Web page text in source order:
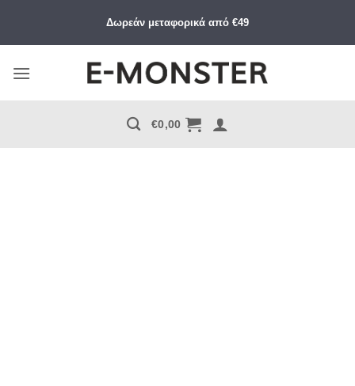
περιεχόμενο
Δωρεάν μεταφορικά από €49
€0,00